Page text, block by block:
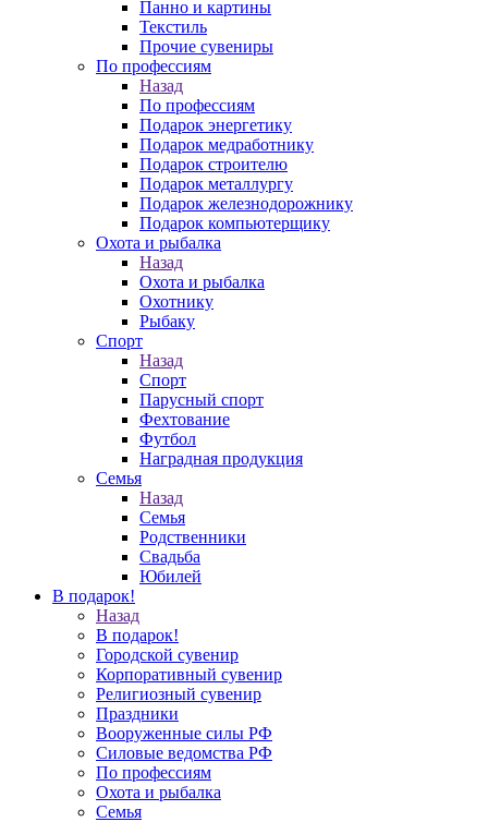
Панно и картины
Текстиль
Прочие сувениры
По профессиям
Назад
По профессиям
Подарок энергетику
Подарок медработнику
Подарок строителю
Подарок металлургу
Подарок железнодорожнику
Подарок компьютерщику
Охота и рыбалка
Назад
Охота и рыбалка
Охотнику
Рыбаку
Спорт
Назад
Спорт
Парусный спорт
Фехтование
Футбол
Наградная продукция
Семья
Назад
Семья
Родственники
Свадьба
Юбилей
В подарок!
Назад
В подарок!
Городской сувенир
Корпоративный сувенир
Религиозный сувенир
Праздники
Вооруженные силы РФ
Силовые ведомства РФ
По профессиям
Охота и рыбалка
Семья